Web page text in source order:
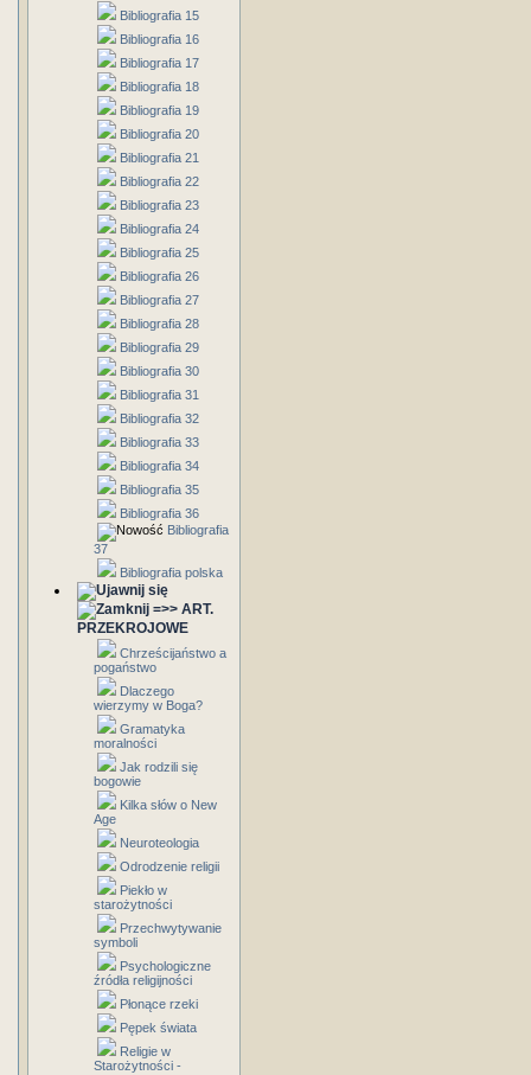
Bibliografia 15
Bibliografia 16
Bibliografia 17
Bibliografia 18
Bibliografia 19
Bibliografia 20
Bibliografia 21
Bibliografia 22
Bibliografia 23
Bibliografia 24
Bibliografia 25
Bibliografia 26
Bibliografia 27
Bibliografia 28
Bibliografia 29
Bibliografia 30
Bibliografia 31
Bibliografia 32
Bibliografia 33
Bibliografia 34
Bibliografia 35
Bibliografia 36
Bibliografia
37
Bibliografia polska
=>> ART.
PRZEKROJOWE
Chrześcijaństwo a
pogaństwo
Dlaczego
wierzymy w Boga?
Gramatyka
moralności
Jak rodzili się
bogowie
Kilka słów o New
Age
Neuroteologia
Odrodzenie religii
Piekło w
starożytności
Przechwytywanie
symboli
Psychologiczne
źródła religijności
Płonące rzeki
Pępek świata
Religie w
Starożytności -